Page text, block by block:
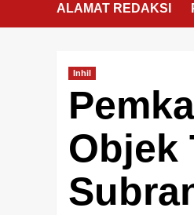
ALAMAT REDAKSI
Inhil
Objek